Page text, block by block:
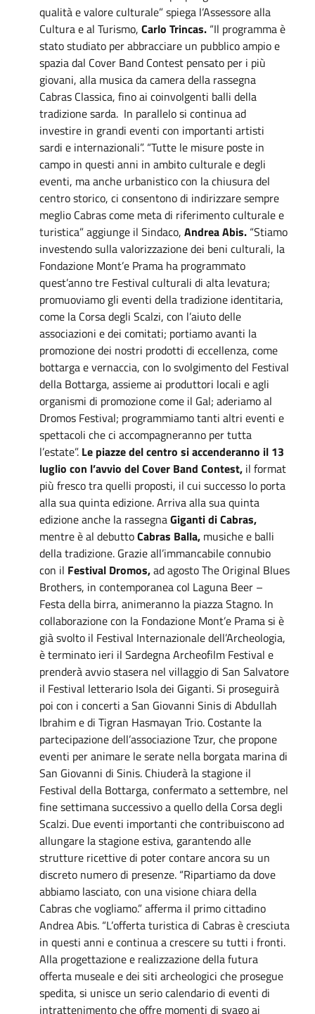
qualità e valore culturale” spiega l’Assessore alla
Cultura e al Turismo, Carlo Trincas. “Il programma è
stato studiato per abbracciare un pubblico ampio e
spazia dal Cover Band Contest pensato per i più
giovani, alla musica da camera della rassegna
Cabras Classica, fino ai coinvolgenti balli della
tradizione sarda. In parallelo si continua ad
investire in grandi eventi con importanti artisti
sardi e internazionali”. “Tutte le misure poste in
campo in questi anni in ambito culturale e degli
eventi, ma anche urbanistico con la chiusura del
centro storico, ci consentono di indirizzare sempre
meglio Cabras come meta di riferimento culturale e
turistica” aggiunge il Sindaco, Andrea Abis. “Stiamo
investendo sulla valorizzazione dei beni culturali, la
Fondazione Mont’e Prama ha programmato
quest’anno tre Festival culturali di alta levatura;
promuoviamo gli eventi della tradizione identitaria,
come la Corsa degli Scalzi, con l’aiuto delle
associazioni e dei comitati; portiamo avanti la
promozione dei nostri prodotti di eccellenza, come
bottarga e vernaccia, con lo svolgimento del Festival
della Bottarga, assieme ai produttori locali e agli
organismi di promozione come il Gal; aderiamo al
Dromos Festival; programmiamo tanti altri eventi e
spettacoli che ci accompagneranno per tutta
l’estate”. Le piazze del centro si accenderanno il 13
luglio con l’avvio del Cover Band Contest, il format
più fresco tra quelli proposti, il cui successo lo porta
alla sua quinta edizione. Arriva alla sua quinta
edizione anche la rassegnaGiganti di Cabras,
mentre è al debuttoCabras Balla, musiche e balli
della tradizione. Grazie all’immancabile connubio
con il Festival Dromos,ad agosto The Original Blues
Brothers, in contemporanea col Laguna Beer –
Festa della birra, animeranno la piazza Stagno. In
collaborazione con la Fondazione Mont’e Prama si è
già svolto il Festival Internazionale dell’Archeologia,
è terminato ieri il Sardegna Archeofilm Festival e
prenderà avvio stasera nel villaggio di San Salvatore
il Festival letterario Isola dei Giganti. Si proseguirà
poi con i concerti a San Giovanni Sinis di Abdullah
Ibrahim e di Tigran Hasmayan Trio. Costante la
partecipazione dell’associazione Tzur, che propone
eventi per animare le serate nella borgata marina di
San Giovanni di Sinis. Chiuderà la stagione il
Festival della Bottarga, confermato a settembre, nel
fine settimana successivo a quello della Corsa degli
Scalzi. Due eventi importanti che contribuiscono ad
allungare la stagione estiva, garantendo alle
strutture ricettive di poter contare ancora su un
discreto numero di presenze. “Ripartiamo da dove
abbiamo lasciato, con una visione chiara della
Cabras che vogliamo.” afferma il primo cittadino
Andrea Abis. “L’offerta turistica di Cabras è cresciuta
in questi anni e continua a crescere su tutti i fronti.
Alla progettazione e realizzazione della futura
offerta museale e dei siti archeologici che prosegue
spedita, si unisce un serio calendario di eventi di
intrattenimento che offre momenti di svago ai